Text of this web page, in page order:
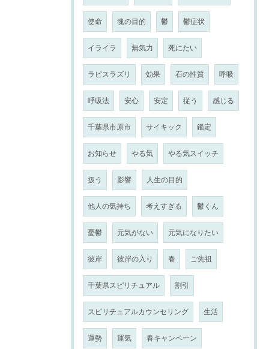
使命 魂の目的 鬱 鬱症状
イライラ 無気力 死にたい
ラピスラズリ 効果 石の性質 呼吸
呼吸法 安心 安定 従う 感じる
千葉県市原市 サイキック 鑑定
お知らせ やる気 やる気スイッチ
扱う 影響 人生の目的
他人の気持ち 考えすぎる 鬱くん
憂鬱 元気がない 元気になりたい
彼岸 彼岸の入り 春 ご先祖
千葉県スピリチュアル 割引
スピリチュアルカウンセリング 生活
運勢 運気 春キャンペーン